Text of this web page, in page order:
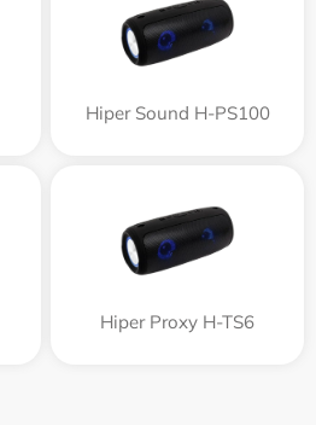
Hiper Sound H-PS100
Hiper Proxy H-TS6